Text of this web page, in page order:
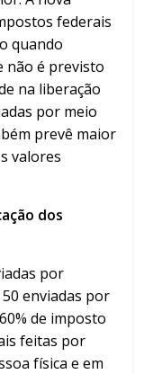
federais
quando
não é previsto
na liberação
por meio
prevê maior
valores
dos
por
enviadas por
de imposto
feitas por
física e em